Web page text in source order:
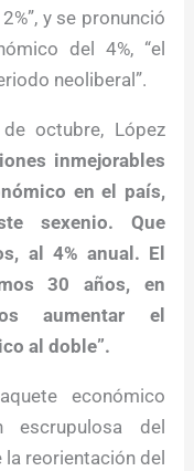
y se pronunció
del 4%, “el
neoliberal”.
octubre, López
inmejorables
en el país,
sexenio. Que
al 4% anual. El
30 años, en
aumentar el
al doble”.
económico
escrupulosa del
reorientación del